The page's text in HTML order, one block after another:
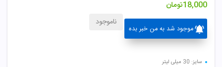
18,000تومان
موجود شد به من خبر بده
ناموجود
سایز: 30 میلی لیتر